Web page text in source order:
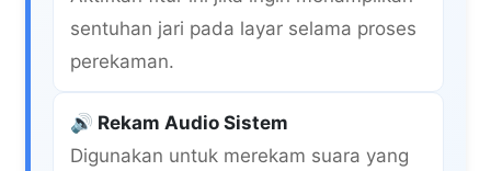
sentuhan jari pada layar selama proses
perekaman.
🔊 Rekam Audio Sistem
Digunakan untuk merekam suara yang